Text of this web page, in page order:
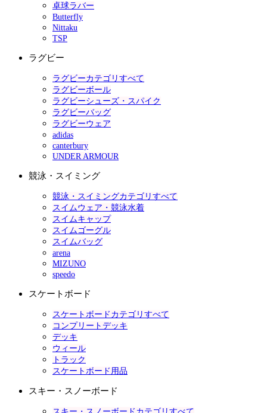
卓球ラバー
Butterfly
Nittaku
TSP
ラグビー
ラグビーカテゴリすべて
ラグビーボール
ラグビーシューズ・スパイク
ラグビーバッグ
ラグビーウェア
adidas
canterbury
UNDER ARMOUR
競泳・スイミング
競泳・スイミングカテゴリすべて
スイムウェア・競泳水着
スイムキャップ
スイムゴーグル
スイムバッグ
arena
MIZUNO
speedo
スケートボード
スケートボードカテゴリすべて
コンプリートデッキ
デッキ
ウィール
トラック
スケートボード用品
スキー・スノーボード